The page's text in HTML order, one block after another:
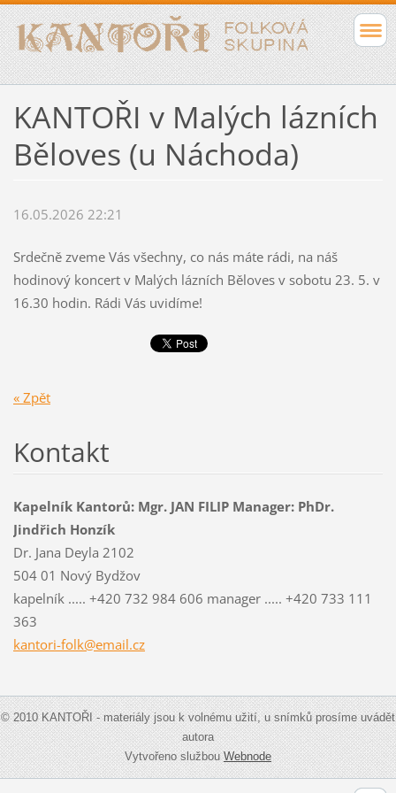
KANTOŘI v Malých lázních
Běloves (u Náchoda)
16.05.2026 22:21
Srdečně zveme Vás všechny, co nás máte rádi, na náš
hodinový koncert v Malých lázních Běloves v sobotu 23. 5. v
16.30 hodin. Rádi Vás uvidíme!
« Zpět
Kontakt
Kapelník Kantorů: Mgr. JAN FILIP Manager: PhDr.
Jindřich Honzík
Dr. Jana Deyla 2102
504 01 Nový Bydžov
kapelník ..... +420 732 984 606 manager ..... +420 733 111
363
kantori-folk@email.cz
© 2010 KANTOŘI - materiály jsou k volnému užití, u snímků prosíme uvádět
autora
Vytvořeno službouWebnode